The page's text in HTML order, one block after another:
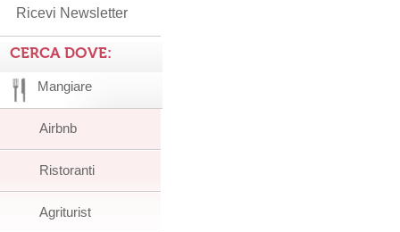
Ricevi Newsletter
CERCA DOVE:
Mangiare
Airbnb
Ristoranti
Agriturist